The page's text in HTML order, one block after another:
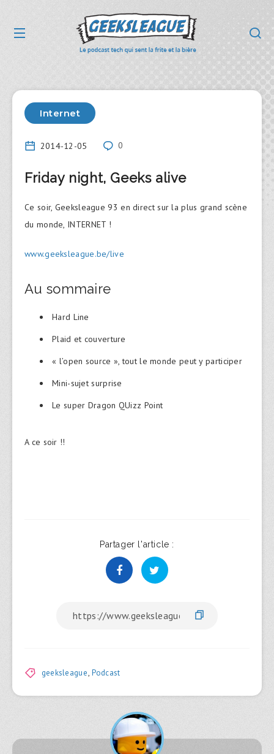
Internet
2014-12-05 0
Friday night, Geeks alive
Ce soir, Geeksleague 93 en direct sur la plus grand scène
du monde, INTERNET !
www.geeksleague.be/live
Au sommaire
Hard Line
Plaid et couverture
« l’open source », tout le monde peut y participer
Mini-sujet surprise
Le super Dragon QUizz Point
A ce soir !!
Partager l'article :
geeksleague, Podcast